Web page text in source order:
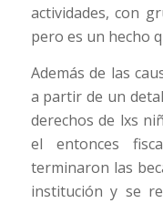
actividades, con
pero es un hecho
Además de las
a partir de un
derechos de lxs
el entonces
terminaron las
institución y se